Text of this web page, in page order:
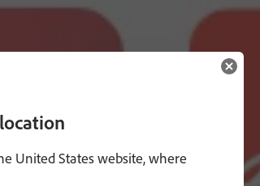
United States website, where